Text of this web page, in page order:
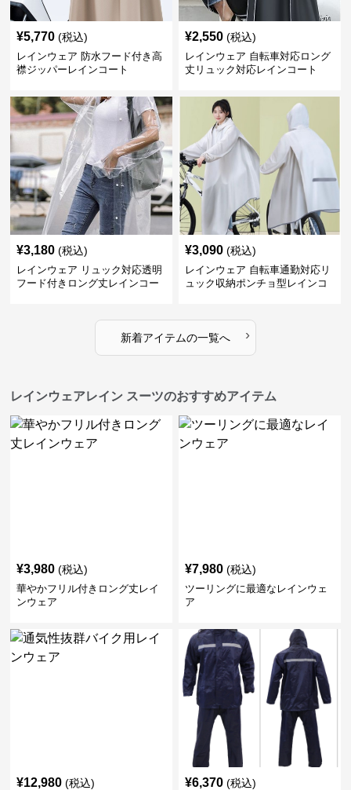
¥5,770 (税込)
レインウェア 防水フード付き高
襟ジッパーレインコート
¥2,550 (税込)
レインウェア 自転車対応ロング
丈リュック対応レインコート
¥3,180 (税込)
レインウェア リュック対応透明
フード付きロング丈レインコー
¥3,090 (税込)
レインウェア 自転車通勤対応リ
ュック収納ポンチョ型レインコ
新着アイテムの一覧へ ›
レインウェアレイン スーツのおすすめアイテム
¥3,980 (税込)
華やかフリル付きロング丈レイ
ンウェア
¥7,980 (税込)
ツーリングに最適なレインウェ
ア
¥12,980 (税込) ¥6,370 (税込)